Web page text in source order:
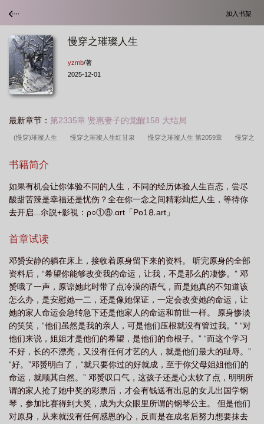
加入书架
慢穿之璀璨人生
yzmb/著
2025-12-01
最新章节： 第2335章 贤惠妻子的觉醒158 大结局
(慢穿)璀璨人生 慢穿之璀璨人生红甘泉 慢穿之璀璨人生 第2059章 慢穿之
生 璀璨人生快穿
烂人生 慢穿之璀璨人生写的好幼稚 慢穿之璀璨人生有男主吗 慢穿之璀璨人
生 作者yzmb 慢穿璀璨人生非摩安 慢穿之璀璨人生怎么样 慢穿之璀璨人生
最新章节 慢穿璀璨人生潇湘
主 慢穿之璀璨人生潇湘 穿越璀璨人生之 慢穿之璀璨人生TXT 慢穿之璀
璨人生免费阅读 慢穿之璀璨人生晋江 慢穿之璀璨人生全文阅读 慢穿璀璨人
生txt 慢穿之璀璨人生格格党 穿越璀璨人生 穿越之璀璨人生 慢穿之璀
璨人生什么意思 慢穿之璀璨人生2k 慢穿之璀璨人生2 慢穿之璀璨人生免费
全文阅读 慢穿之璀璨人生txt
书籍简介
如果有机会让你体验不同的人生，不同的经历体验人生百态，尝尽
酸甜苦辣是幸福还是忧伤？全在你一念之间精彩灿烂人生，等待你
去开启...尒説+影視：ρ○①⑧.αrt「Рo1⒏аrt」
首章试读
邓赟安静的躺在床上，接收着原身留下来的资料。 听完原身的全部
资料后，“希望你能够改变我的命运，让我，不是那么的凄惨。” 邓
赟哦了一声，原谅她此时带了点冷漠的语气，而是她真的不知道该
怎么办，是安慰她一二，还是像她保证，一定会改变她的命运，让
她的家人命运会急转急下还是他家人的命运和前世一样。 原身惨淡
的笑笑，“他们虽然是我的亲人，可是他们压根就没有管过我。” “对
他们来说，姐姐才是他们的希望，是他们的命根子。” “而这个学习
不好，长的不漂亮，又没有任何才艺的人，就是他们最大的耻辱。”
“好。”邓赟明白了，“就只要你过的好就成，至于你父母姐姐他们的
命运，就顺其自然。” 邓赟叹口气，这孩子还是心太软了点，明明所
谓的家人抢了她中奖的彩票后，才会有钱送有出息的女儿出国学钢
琴，参加比赛得到大奖，成为大众眼里所谓的钢琴公主。 但是他们
对原身，从来就没有任何感恩的心，反而是在成名后努力想要抹去